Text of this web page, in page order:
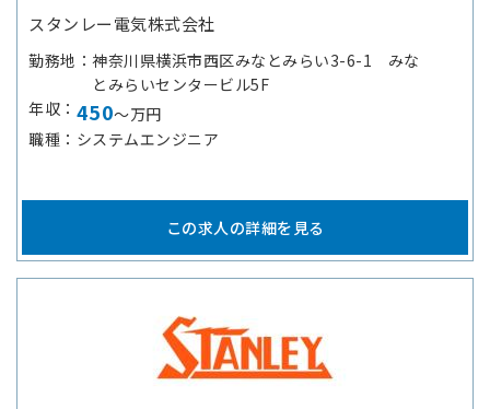
スタンレー電気株式会社
勤務地
神奈川県横浜市西区みなとみらい3-6-1 みな
とみらいセンタービル5F
年収
450～万円
職種
システムエンジニア
この求人の詳細を見る